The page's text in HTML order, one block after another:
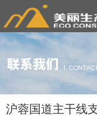
沪蓉国道主干线